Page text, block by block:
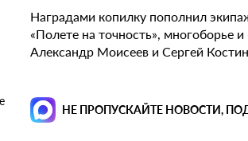
Наградами копилку пополнил
«Полете на точность», многоборье
Александр Моисеев и Сергей
НЕ ПРОПУСКАЙТЕ НОВОСТИ,